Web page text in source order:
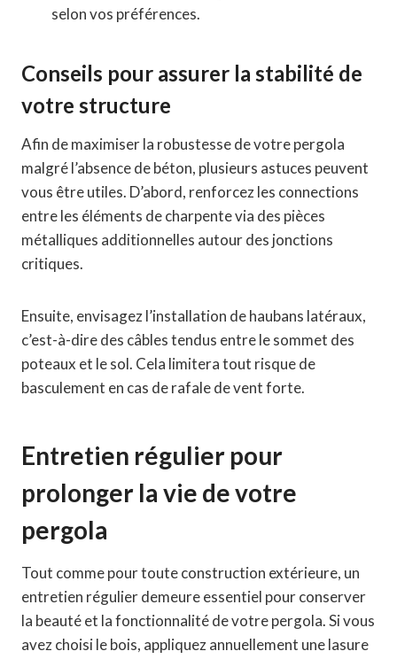
selon vos préférences.
Conseils pour assurer la stabilité de
votre structure
Afin de maximiser la robustesse de votre pergola
malgré l’absence de béton, plusieurs astuces peuvent
vous être utiles. D’abord, renforcez les connections
entre les éléments de charpente via des pièces
métalliques additionnelles autour des jonctions
critiques.
Ensuite, envisagez l’installation de haubans latéraux,
c’est-à-dire des câbles tendus entre le sommet des
poteaux et le sol. Cela limitera tout risque de
basculement en cas de rafale de vent forte.
Entretien régulier pour
prolonger la vie de votre
pergola
Tout comme pour toute construction extérieure, un
entretien régulier demeure essentiel pour conserver
la beauté et la fonctionnalité de votre pergola. Si vous
avez choisi le bois, appliquez annuellement une lasure